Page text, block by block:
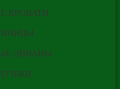
КРОВАТИ
ДИВАНЫ
ПО ЦЕНЕ